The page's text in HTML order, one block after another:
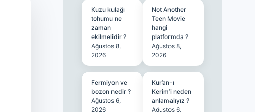
Kuzu kulağı
tohumu ne
zaman
ekilmelidir ?
Ağustos 8,
2026
Not Another
Teen Movie
hangi
platformda ?
Ağustos 8,
2026
Fermiyon ve
bozon nedir ?
Ağustos 6,
2026
Kur’an-ı
Kerim’i neden
anlamalıyız ?
Ağustos 6,